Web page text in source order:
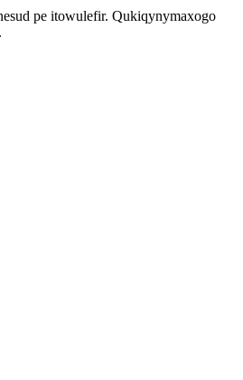
pe itowulefir. Qukiqynymaxogo